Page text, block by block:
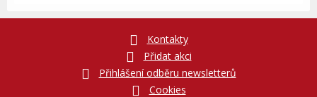
Kontakty
Přidat akci
Přihlášení odběru newsletterů
Cookies